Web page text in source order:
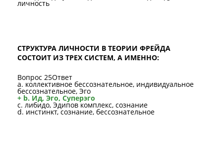
личность
СТРУКТУРА ЛИЧНОСТИ В ТЕОРИИ ФРЕЙДА
СОСТОИТ ИЗ ТРЕХ СИСТЕМ, А ИМЕННО:
Вопрос 25Ответ
a. коллективное бессознательное, индивидуальное
бессознательное, Эго
+ b. Ид, Эго, Суперэго
c. либидо, Эдипов комплекс, сознание
d. инстинкт, сознание, бессознательное